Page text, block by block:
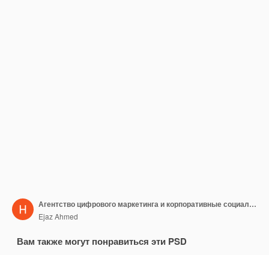
Агентство цифрового маркетинга и корпоративные социальные сети и шаблон сообщения в Instagram
Ejaz Ahmed
Вам также могут понравиться эти PSD